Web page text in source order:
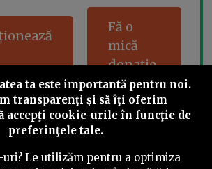
Fă o
mică
donație
Share this
ta este importantă pentru noi.
transparenţi și să îţi oferim
accepţi cookie-urile în funcţie de
preferinţele tale.
uri? Le utilizăm pentru a optimiza